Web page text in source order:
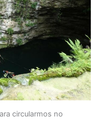
circularmos no